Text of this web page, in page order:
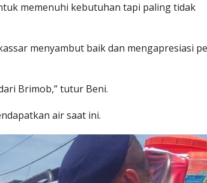
memenuhi kebutuhan tapi paling tidak
menyambut baik dan mengapresiasi
Brimob,” tutur Beni.
air saat ini.